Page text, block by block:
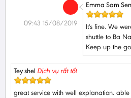
Emma Sam Sen
It's fine. We
shuttle to Ba
Keep up the
09:43 15/08/2019
Tey shel Dịch vụ rất tốt
great service with well explanation. able